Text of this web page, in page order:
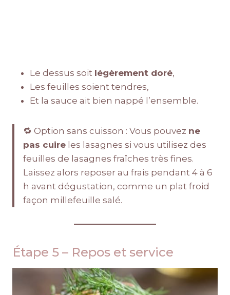
Le dessus soit légèrement doré,
Les feuilles soient tendres,
Et la sauce ait bien nappé l’ensemble.
🔁 Option sans cuisson : Vous pouvez ne
pas cuire les lasagnes si vous utilisez des
feuilles de lasagnes fraîches très fines.
Laissez alors reposer au frais pendant 4 à 6
h avant dégustation, comme un plat froid
façon millefeuille salé.
Étape 5 – Repos et service